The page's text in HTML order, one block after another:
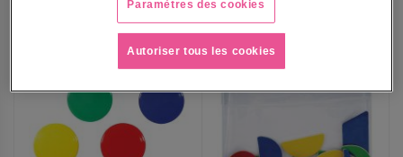
AUX
Paramètres des cookies
Autoriser tous les cookies